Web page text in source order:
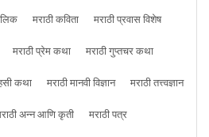
मराठी कविता
मराठी प्रवास विशेष
मराठी प्रेम कथा
मराठी गुप्तचर कथा
कथा मराठी मानवी विज्ञान
मराठी तत्त्वज्ञान
अन्न आणि कृती
मराठी पत्र